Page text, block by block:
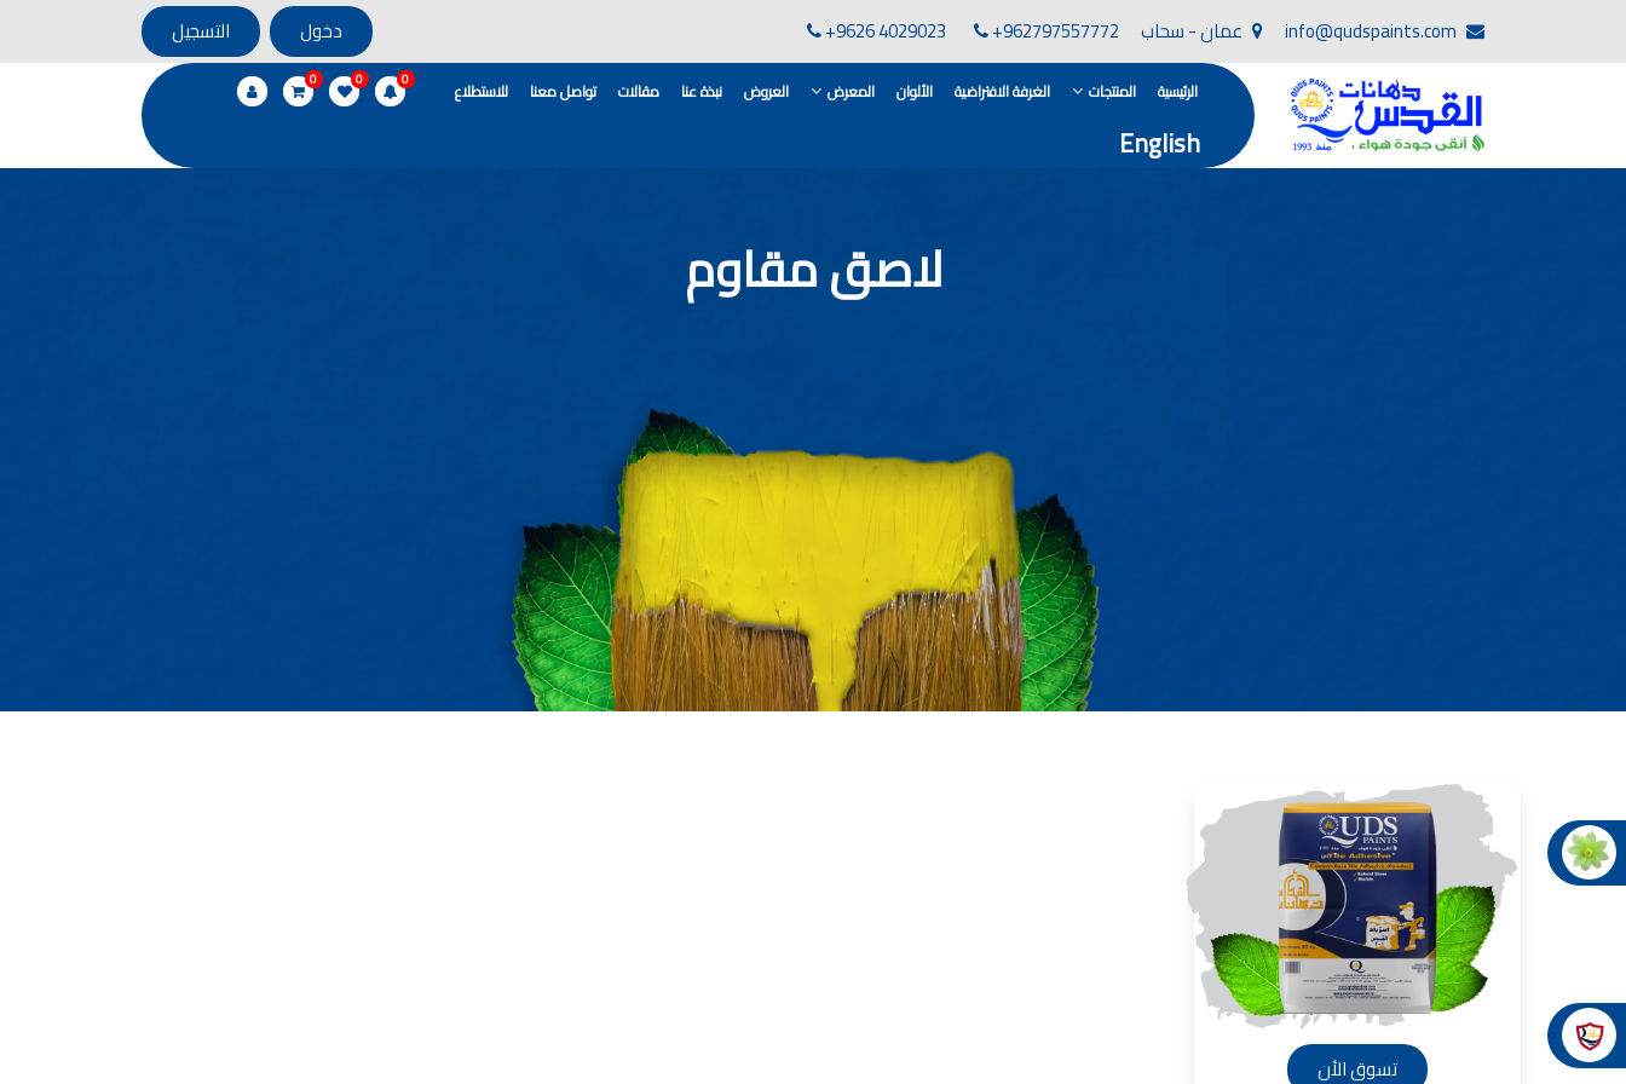
عمان - سحاب +962797557772
+9626 4029023 دخول التسجيل
الرئيسية المنتجات الغرفة الافتراضية الألوان المعرض العروض نبذة عنا مقالات تواصل معنا للاستطلاع 0
0
0
English
كتالوج الوان دهانات, الوان دهانات فاتحة,
صناعة دهانات القدس شركات دهانات في الاردن
معلم دهانات, سعر سطل الدهان في الأردن, تكلفة دهان غرفة,
دهانات للبيع, افضل نواع الدهان في الاردن, سعر الدهان في الاردن, دهانات الاردن,
شركة القدس لصناعة الدهانات أفضل انواع الدهانات
معجونة معجون الجدران الداخلية
تأسست شركة القدس لصناعة الدهانات في عام 1994.
دهان ضد العفن, بخاخ مزيل العفن, دهان بلاستيك مقاوم للرطوبة,
ورق جدران ضد العفن, دهان ضد الرطوبة, علاج العفن في المنزل, معجون ضد الرطوبة
تشطيبات حوائط,التشطيبات المعمارية, التشطيبات الداخلية
لاصق مقاوم
تسوق الأن